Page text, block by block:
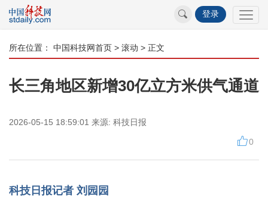
登录
所在位置： 中国科技网首页 > 滚动 > 正文
长三角地区新增30亿立方米供气通道
2026-05-15 18:59:01 来源: 科技日报
0
科技日报记者 刘园园